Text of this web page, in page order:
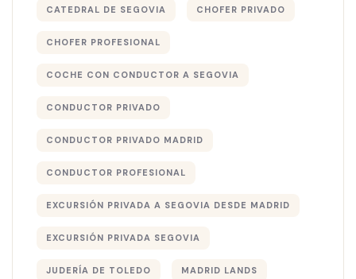
CATEDRAL DE SEGOVIA CHOFER PRIVADO
CHOFER PROFESIONAL
COCHE CON CONDUCTOR A SEGOVIA
CONDUCTOR PRIVADO
CONDUCTOR PRIVADO MADRID
CONDUCTOR PROFESIONAL
EXCURSIÓN PRIVADA A SEGOVIA DESDE MADRID
EXCURSIÓN PRIVADA SEGOVIA
JUDERÍA DE TOLEDO MADRID LANDS